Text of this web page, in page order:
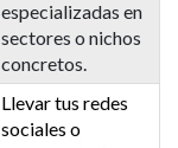
especializadas en
sectores o nichos
concretos.
Llevar tus redes
sociales o